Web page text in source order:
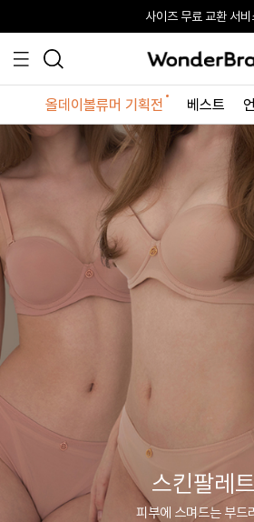
사이즈 무료 교환 서비
올데이볼류머 기획전최대 10% 할인
사이즈 무료 교환 서비
올데이볼류머 기획전
올데이볼류머 기획전 베스트
스킨팔레트
피부에 스며드는 부드